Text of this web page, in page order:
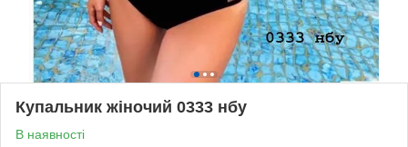
Купальник жіночий 0333 нбу
В наявності